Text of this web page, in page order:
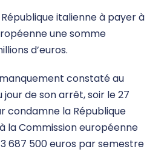
italienne à payer à
une somme
d’euros.
constaté au
jour de son arrêt, soir le 27
condamne la République
la Commission européenne
687 500 euros par semestre